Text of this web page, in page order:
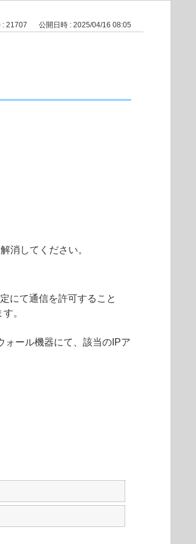
: 21707 公開日時 : 2025/04/16 08:05
消してください。
にて通信を許可すること
。
ォール機器にて、該当のIPア